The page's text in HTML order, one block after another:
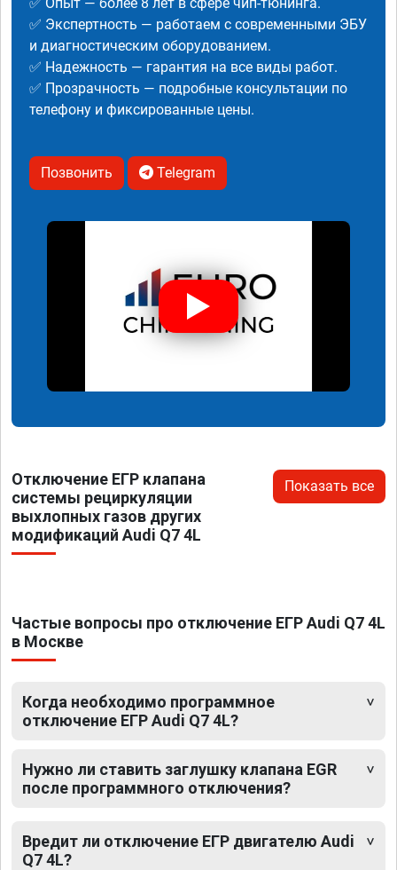
✅ Экспертность — работаем с современными ЭБУ
и диагностическим оборудованием.
✅ Надежность — гарантия на все виды работ.
✅ Прозрачность — подробные консультации по
телефону и фиксированные цены.
Позвонить Telegram
Отключение ЕГР клапана
системы рециркуляции
выхлопных газов других
модификаций Audi Q7 4L
Показать все
Частые вопросы про отключение ЕГР Audi Q7 4L
в Москве
Когда необходимо программное
отключение ЕГР Audi Q7 4L?
Нужно ли ставить заглушку клапана EGR
после программного отключения?
Вредит ли отключение ЕГР двигателю Audi
Q7 4L?